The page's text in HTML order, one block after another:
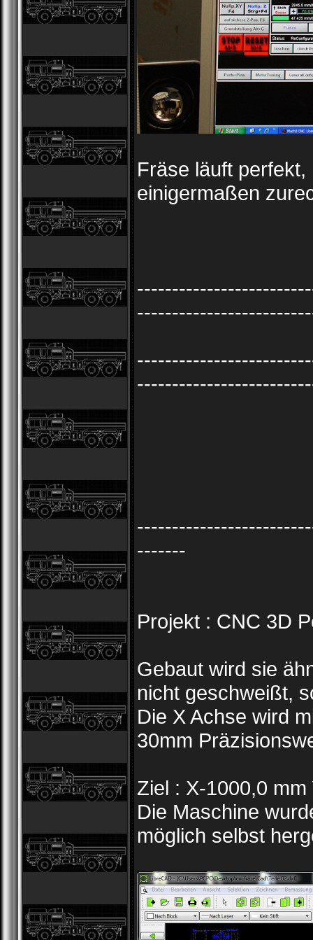
Fräse läuft
einigermaßen
-------
Projekt : CNC 3D
Gebaut wird sie
nicht geschweißt,
Die X Achse wird
30mm
Ziel : X-1000,0
Die Maschine
möglich selbst